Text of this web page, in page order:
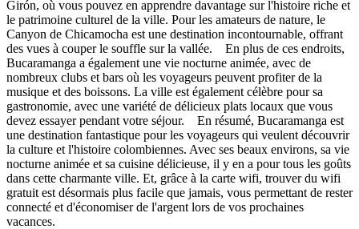
Girón, où vous pouvez en apprendre davantage sur l'histoire riche et
le patrimoine culturel de la ville. Pour les amateurs de nature, le
Canyon de Chicamocha est une destination incontournable, offrant
des vues à couper le souffle sur la vallée. En plus de ces endroits,
Bucaramanga a également une vie nocturne animée, avec de
nombreux clubs et bars où les voyageurs peuvent profiter de la
musique et des boissons. La ville est également célèbre pour sa
gastronomie, avec une variété de délicieux plats locaux que vous
devez essayer pendant votre séjour. En résumé, Bucaramanga est
une destination fantastique pour les voyageurs qui veulent découvrir
la culture et l'histoire colombiennes. Avec ses beaux environs, sa vie
nocturne animée et sa cuisine délicieuse, il y en a pour tous les goûts
dans cette charmante ville. Et, grâce à la carte wifi, trouver du wifi
gratuit est désormais plus facile que jamais, vous permettant de rester
connecté et d'économiser de l'argent lors de vos prochaines
vacances.